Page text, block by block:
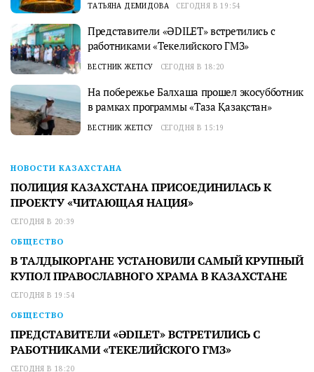
ТАТЬЯНА ДЕМИДОВА СЕГОДНЯ В 19:54
Представители «ӘDILET» встретились с
работниками «Текелийского ГМЗ»
ВЕСТНИК ЖЕТІСУ СЕГОДНЯ В 18:20
На побережье Балхаша прошел экосубботник
в рамках программы «Таза Қазақстан»
ВЕСТНИК ЖЕТІСУ СЕГОДНЯ В 15:19
НОВОСТИ КАЗАХСТАНА
ПОЛИЦИЯ КАЗАХСТАНА ПРИСОЕДИНИЛАСЬ К
ПРОЕКТУ «ЧИТАЮЩАЯ НАЦИЯ»
СЕГОДНЯ В 20:39
ОБЩЕСТВО
В ТАЛДЫКОРГАНЕ УСТАНОВИЛИ САМЫЙ КРУПНЫЙ
КУПОЛ ПРАВОСЛАВНОГО ХРАМА В КАЗАХСТАНЕ
СЕГОДНЯ В 19:54
ОБЩЕСТВО
ПРЕДСТАВИТЕЛИ «ӘDILET» ВСТРЕТИЛИСЬ С
РАБОТНИКАМИ «ТЕКЕЛИЙСКОГО ГМЗ»
СЕГОДНЯ В 18:20